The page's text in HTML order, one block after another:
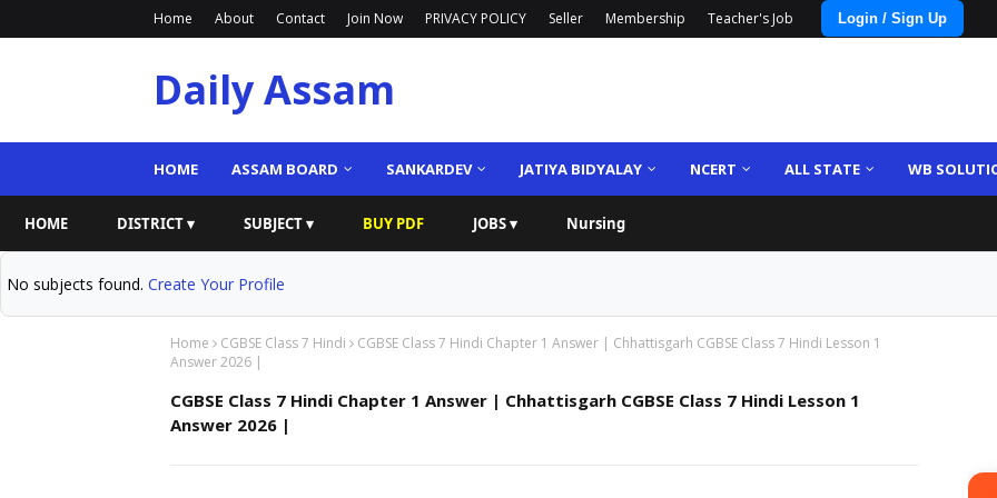
Home About Contact Join Now PRIVACY POLICY Seller Membership Teacher's Job Login / Sign Up
Daily Assam
HOME ASSAM BOARD SANKARDEV JATIYA BIDYALAY NCERT ALL STATE WB
HOME DISTRICT ▾ SUBJECT ▾ BUY PDF JOBS ▾ Nursing
No subjects found. Create Your Profile
Home CGBSE Class 7 Hindi
CGBSE Class 7 Hindi Chapter 1 Answer | Chhattisgarh CGBSE Class 7 Hindi Lesson 1
Answer 2026 |
CGBSE Class 7 Hindi Chapter 1 Answer | Chhattisgarh CGBSE Class 7 Hindi Lesson 1
Answer 2026 |